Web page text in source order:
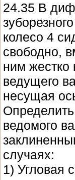
24.35 В
колесо 4
свободно,
ним жестко
ведущего
несущая
ведомого
случаях:
1) Угловая